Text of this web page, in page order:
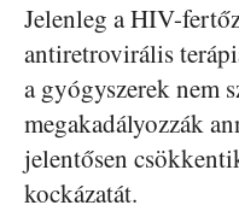
Jelenleg a HIV-
antiretrovirális
a gyógyszerek nem
megakadályozzák
jelentősen
kockázatát.